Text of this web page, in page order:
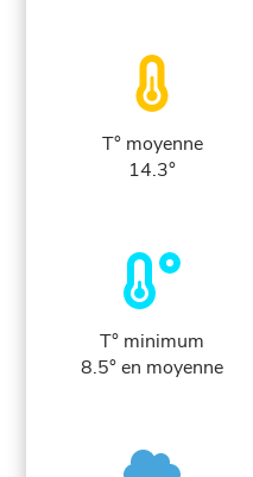
T° moyenne
14.3°
T° minimum
8.5° en moyenne